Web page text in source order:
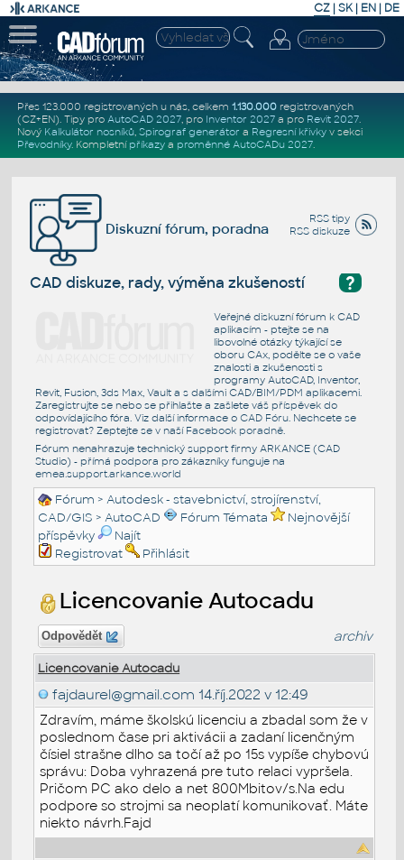
CZ | SK| EN | DE
Přes 123.000 registrovaných u nás, celkem 1.130.000registrovaných
(CZ+EN). Tipy pro AutoCAD 2027, pro Inventor 2027a pro Revit 2027.
Nový Kalkulátor nosníků, Spirograf generátor a Regresní křivkyv sekci
Převodníky. Kompletní příkazya proměnné AutoCADu 2027.
RSS tipy
RSS diskuze
Diskuzní fórum, poradna
?
CAD diskuze, rady, výměna zkušeností
Veřejné diskuzní fórum k CAD
aplikacím - ptejte se na
libovolné otázky týkající se
oboru CAx, podělte se o vaše
znalosti a zkušenosti s
programy AutoCAD, Inventor,
Revit, Fusion, 3ds Max, Vault a s dalšími CAD/BIM/PDM aplikacemi.
Zaregistrujte se nebo se přihlašte a zašlete váš příspěvek do
odpovídajícího fóra. Viz další informace o CAD Fóru. Nechcete se
registrovat? Zeptejte se v naší Facebook poradně.
Fórum nenahrazuje technický support firmy ARKANCE (CAD
Studio) - přímá podpora pro zákazníky funguje na
emea.support.arkance.world
Fórum >Autodesk - stavebnictví, strojírenství,
CAD/GIS >AutoCAD Fórum Témata
Nejnovější
příspěvky
Najít
Registrovat
Přihlásit
Licencovanie Autocadu
Odpovědět archiv
Licencovanie Autocadu
fajdaurel@gmail.com 14.říj.2022 v 12:49
Zdravím, máme školskú licenciu a zbadal som že v
poslednom čase pri aktivácii a zadaní licenčným
čísiel strašne dlho sa točí až po 15s vypíše chybovú
správu: Doba vyhrazená pre tuto relaci vypršela.
Pričom PC ako delo a net 800Mbitov/s.Na edu
podpore so strojmi sa neoplatí komunikovať. Máte
niekto návrh.Fajd